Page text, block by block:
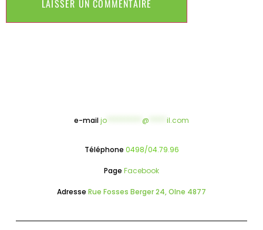
e-mailjo @ il.com
Téléphone 0498/04.79.96
Page Facebook
Adresse Rue Fosses Berger 24, Olne 4877